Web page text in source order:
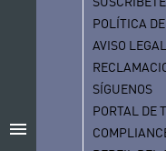
menu
POLÍTICA
AVISO LEGAL
SÍGUENOS
PORTAL DE